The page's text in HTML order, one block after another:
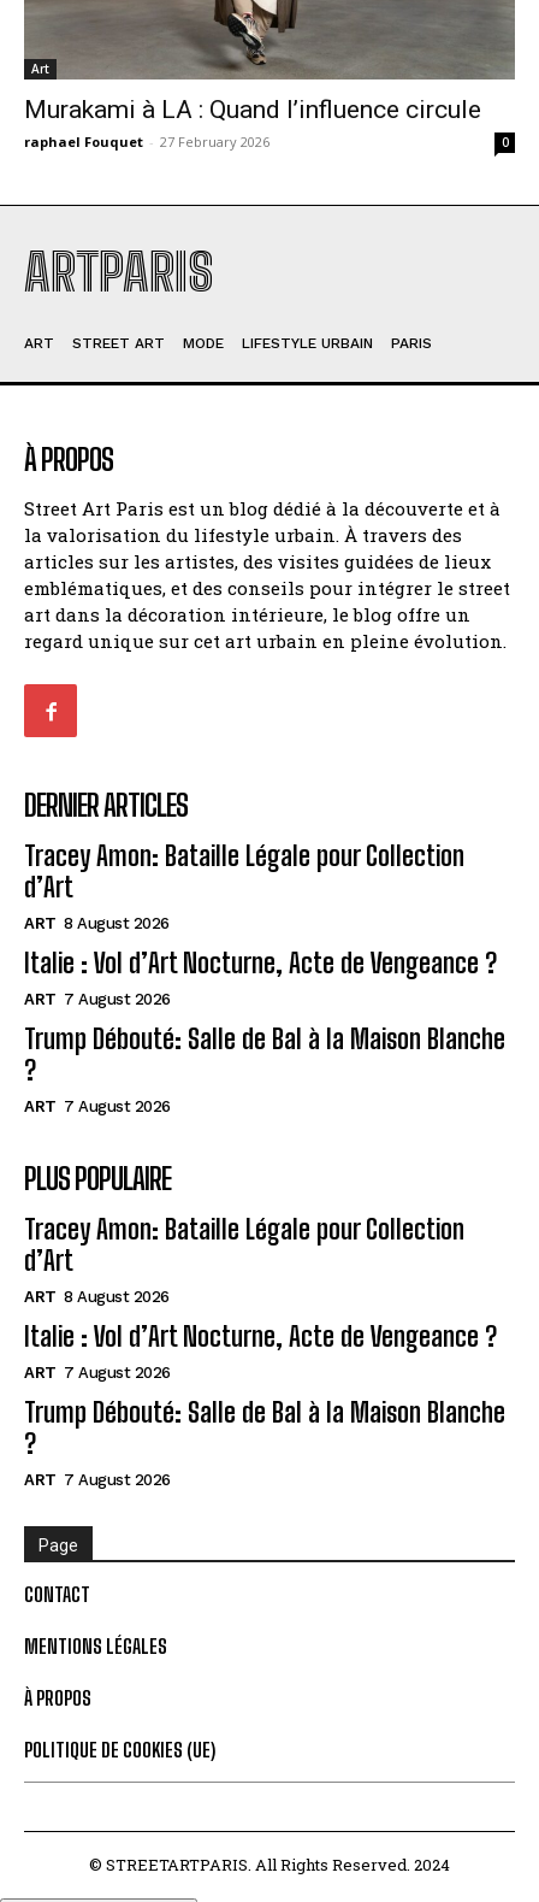
Art
Murakami à LA : Quand l’influence circule
raphael Fouquet - 27 February 2026 0
ARTPARIS
ART STREET ART MODE LIFESTYLE URBAIN PARIS
À PROPOS
Street Art Paris est un blog dédié à la découverte et à
la valorisation du lifestyle urbain. À travers des
articles sur les artistes, des visites guidées de lieux
emblématiques, et des conseils pour intégrer le street
art dans la décoration intérieure, le blog offre un
regard unique sur cet art urbain en pleine évolution.
DERNIER ARTICLES
Tracey Amon: Bataille Légale pour Collection
d’Art
ART 8 August 2026
Italie : Vol d’Art Nocturne, Acte de Vengeance ?
ART 7 August 2026
Trump Débouté: Salle de Bal à la Maison Blanche
?
ART 7 August 2026
PLUS POPULAIRE
Tracey Amon: Bataille Légale pour Collection
d’Art
ART 8 August 2026
Italie : Vol d’Art Nocturne, Acte de Vengeance ?
ART 7 August 2026
Trump Débouté: Salle de Bal à la Maison Blanche
?
ART 7 August 2026
Page
CONTACT
MENTIONS LÉGALES
À PROPOS
POLITIQUE DE COOKIES (UE)
© STREETARTPARIS. All Rights Reserved. 2024